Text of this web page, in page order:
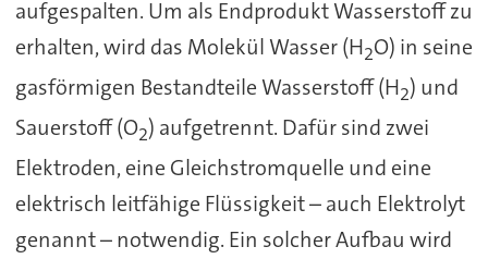
aufgespalten. Um als Endprodukt Wasserstoff zu
erhalten, wird das Molekül Wasser (H2O) in seine
gasförmigen Bestandteile Wasserstoff (H2) und
Sauerstoff (O2) aufgetrennt. Dafür sind zwei
Elektroden, eine Gleichstromquelle und eine
elektrisch leitfähige Flüssigkeit – auch Elektrolyt
genannt – notwendig. Ein solcher Aufbau wird